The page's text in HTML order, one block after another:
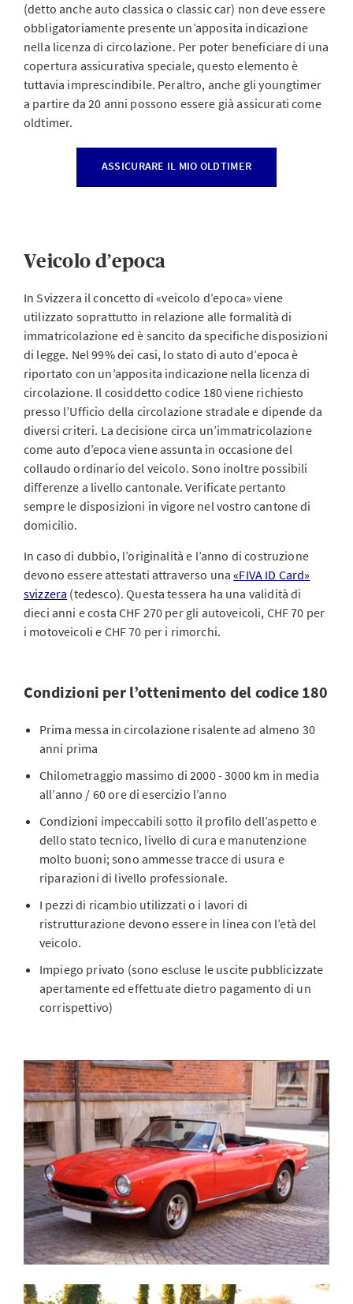
(detto anche auto classica o classic car) non deve essere
obbligatoriamente presente un’apposita indicazione
nella licenza di circolazione. Per poter beneficiare di una
copertura assicurativa speciale, questo elemento è
tuttavia imprescindibile. Peraltro, anche gli youngtimer
a partire da 20 anni possono essere già assicurati come
oldtimer.
ASSICURARE IL MIO OLDTIMER
Veicolo d’epoca
In Svizzera il concetto di «veicolo d’epoca» viene
utilizzato soprattutto in relazione alle formalità di
immatricolazione ed è sancito da specifiche disposizioni
di legge. Nel 99% dei casi, lo stato di auto d’epoca è
riportato con un’apposita indicazione nella licenza di
circolazione. Il cosiddetto codice 180 viene richiesto
presso l’Ufficio della circolazione stradale e dipende da
diversi criteri. La decisione circa un’immatricolazione
come auto d’epoca viene assunta in occasione del
collaudo ordinario del veicolo. Sono inoltre possibili
differenze a livello cantonale. Verificate pertanto
sempre le disposizioni in vigore nel vostro cantone di
domicilio.
In caso di dubbio, l’originalità e l’anno di costruzione
devono essere attestati attraverso una«FIVA ID Card»
svizzera (tedesco). Questa tessera ha una validità di
dieci anni e costa CHF 270 per gli autoveicoli, CHF 70 per
i motoveicoli e CHF 70 per i rimorchi.
Condizioni per l’ottenimento del codice 180
Prima messa in circolazione risalente ad almeno 30
anni prima
Chilometraggio massimo di 2000 - 3000 km in media
all’anno / 60 ore di esercizio l’anno
Condizioni impeccabili sotto il profilo dell’aspetto e
dello stato tecnico, livello di cura e manutenzione
molto buoni; sono ammesse tracce di usura e
riparazioni di livello professionale.
I pezzi di ricambio utilizzati o i lavori di
ristrutturazione devono essere in linea con l’età del
veicolo.
Impiego privato (sono escluse le uscite pubblicizzate
apertamente ed effettuate dietro pagamento di un
corrispettivo)